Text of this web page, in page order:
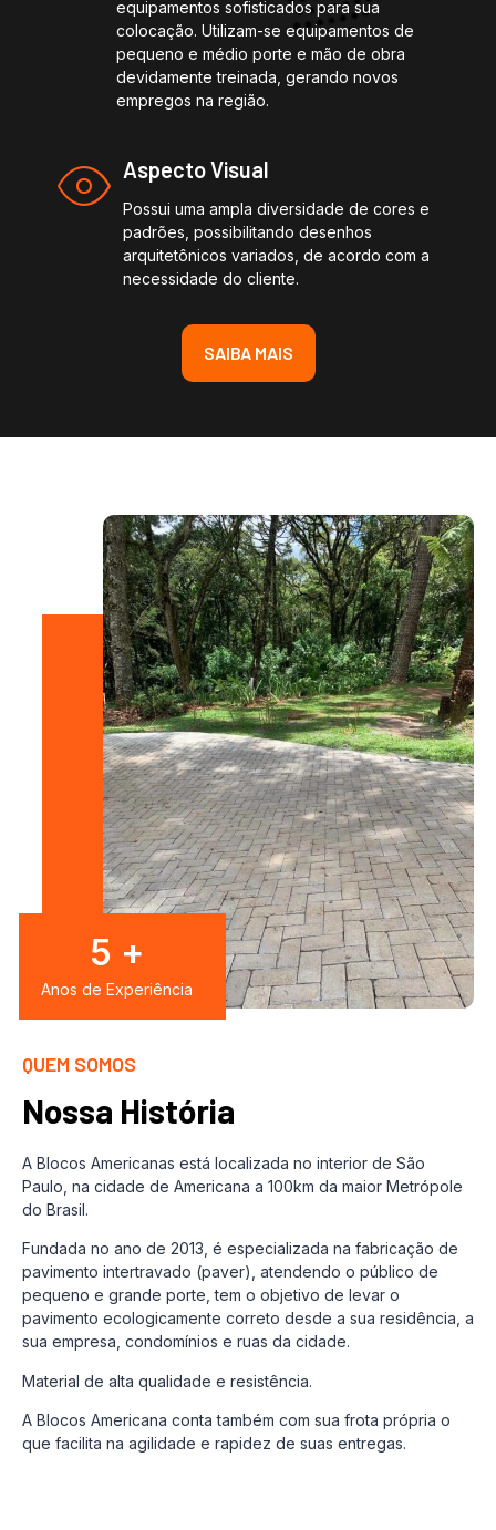
equipamentos sofisticados para sua
colocação. Utilizam-se equipamentos de
pequeno e médio porte e mão de obra
devidamente treinada, gerando novos
empregos na região.
Aspecto Visual
Possui uma ampla diversidade de cores e
padrões, possibilitando desenhos
arquitetônicos variados, de acordo com a
necessidade do cliente.
SAIBA MAIS
QUEM SOMOS
Nossa História
A Blocos Americanas está localizada no interior de São
Paulo, na cidade de Americana a 100km da maior Metrópole
do Brasil.
Fundada no ano de 2013, é especializada na fabricação de
pavimento intertravado (paver), atendendo o público de
pequeno e grande porte, tem o objetivo de levar o
pavimento ecologicamente correto desde a sua residência, a
sua empresa, condomínios e ruas da cidade.
Material de alta qualidade e resistência.
A Blocos Americana conta também com sua frota própria o
que facilita na agilidade e rapidez de suas entregas.
8 +
Anos de Experiência